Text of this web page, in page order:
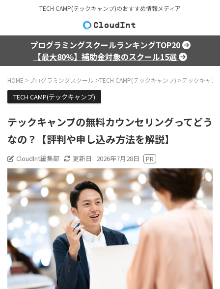
TECH CAMP(テックキャンプ)のおすすめ情報メディア
プログラミングスクールランキングTOP20
【最大80%】補助金対象のスクール15選
HOME >プログラミングスクール >TECH CAMP(テックキャンプ) >テックキャン
TECH CAMP(テックキャンプ)
テックキャンプの無料カウンセリングってどう
なの？【評判や申し込み方法を解説】
CloudInt編集部 更新日 : 2026年7月28日